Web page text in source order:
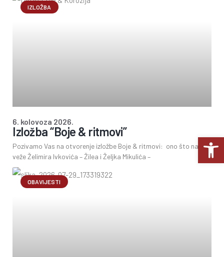
IZLOŽBA
Izložba “Boje & ritmovi”
Pozivamo Vas na otvorenje izložbe Boje & ritmovi: ono što nas
veže Želimira Ivkovića – Žilea i Željka Mikulića –
6. kolovoza 2026.
OBAVIJESTI